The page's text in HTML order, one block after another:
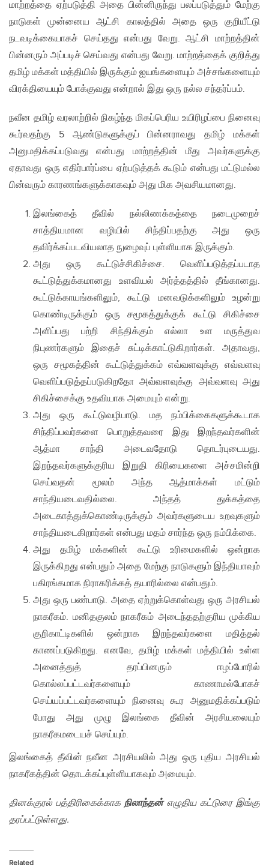
மாற்றத்தை ஏற்படுத்தி அதை பின்னிருந்து பலப்படுத்தும் மேற்கு
நாடுகள் முன்னைய ஆட்சி காலத்தில் அதை ஒரு குறியீட்டு
நடவடிக்கையாகச் செய்தது என்பது வேறு. ஆட்சி மாற்றத்தின்
பின்னரும் அப்படிச் செய்வது என்பது வேறு. மாற்றத்தைக் குறித்து
தமிழ் மக்கள் மத்தியில் இருக்கும் ஐயங்களையும் அச்சங்களையும்
விரக்தியையும் போக்குவது என்றால் இது ஒரு நல்ல சந்தர்ப்பம்.
நவீன தமிழ் வரலாற்றில் நிகழ்ந்த மிகப்பெரிய உயிரிழப்பை நினைவு
கூர்வதற்கு 5 ஆண்டுகளுக்குப் பின்னராவது தமிழ் மக்கள்
அனுமதிக்கப்படுவது என்பது மாற்றத்தின் மீது அவர்களுக்கு
ஏதாவது ஒரு எதிர்பார்ப்பை ஏற்படுத்தக் கூடும் என்பது மட்டுமல்ல
பின்வரும் காரணங்களுக்காகவும் அது மிக அவசியமானது.
இலங்கைத் தீவில் நல்லிணக்கத்தை நடைமுறைச்
சாத்தியமான வழியில் சிந்திப்பதற்கு அது ஒரு
தவிர்க்கப்படவியலாத நுழைவுப் புள்ளியாக இருக்கும்.
அது ஒரு கூட்டுச்சிகிச்சை. வெளிப்படுத்தப்படாத
கூட்டுத்துக்கமானது உளவியல் அர்த்தத்தில் தீங்கானது.
கூட்டுக்காயங்களிலும், கூட்டு மனவடுக்களிலும் உழன்று
கொண்டிருக்கும் ஒரு சமூகத்துக்குக் கூட்டு சிகிச்சை
அளிப்பது பற்றி சிந்திக்கும் எல்லா உள மருத்துவ
நிபுணர்களும் இதைச் சுட்டிக்காட்டுகிறார்கள். அதாவது,
ஒரு சமூகத்தின் கூட்டுத்துக்கம் எவ்வளவுக்கு எவ்வளவு
வெளிப்படுத்தப்படுகிறதோ அவ்வளவுக்கு அவ்வளவு அது
சிகிச்சைக்கு உதவியாக அமையும் என்று.
அது ஒரு கூட்டுவழிபாடு. மத நம்பிக்கைகளுக்கூடாக
சிந்திப்பவர்களை பொறுத்தவரை இது இறந்தவர்களின்
ஆத்மா சாந்தி அடைவதோடு தொடர்புடையது.
இறந்தவர்களுக்குரிய இறுதி கிரியைகளை அச்சமின்றி
செய்வதன் மூலம் அந்த ஆத்மாக்கள் மட்டும்
சாந்தியடைவதில்லை. ​அந்தத் துக்கத்தை
அடைகாத்துக்கொண்டிருக்கும் அவர்களுடைய உறவுகளும்
சாந்தியடைகிறார்கள் என்பது மதம் சார்ந்த ஒரு நம்பிக்கை.
அது தமிழ் மக்களின் கூட்டு உரிமைகளில் ஒன்றாக
இருக்கிறது என்பதும் அதை மேற்கு நாடுகளும் இந்தியாவும்
பகிரங்கமாக நிராகரிக்கத் தயாரில்லை என்பதும்.
அது ஒரு பண்பாடு. அதை ஏற்றுக்கொள்வது ஒரு அரசியல்
நாகரீகம். மனிதகுலம் நாகரீகம் அடைந்ததற்குரிய முக்கிய
குறிகாட்டிகளில் ஒன்றாக இறந்தவர்களை மதித்தல்
காணப்படுகிறது. எனவே, தமிழ் மக்கள் மத்தியில் உள்ள
அனைத்துத் தரப்பினரும் ஈழப்போரில்
கொல்லப்பட்டவர்களையும் காணாமல்போகச்
செய்யப்பட்டவர்களையும் நினைவு கூர அனுமதிக்கப்படும்
போது அது முழு இலங்கை தீவின் அரசியலையும்
நாகரீகமடையச் செய்யும்.
இலங்கைத் தீவின் நவீன அரசியலில் அது ஒரு புதிய அரசியல்
நாகரீகத்தின் தொடக்கப்புள்ளியாகவும் அமையும்.
தினக்குரல் பத்திரிகைக்காக நிலாந்தன்எழுதிய கட்டுரை இங்கு
தரப்பட்டுள்ளது.
Related